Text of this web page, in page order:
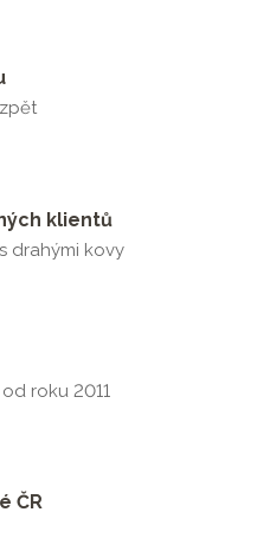
klientů
drahými kovy
roku 2011
ČR